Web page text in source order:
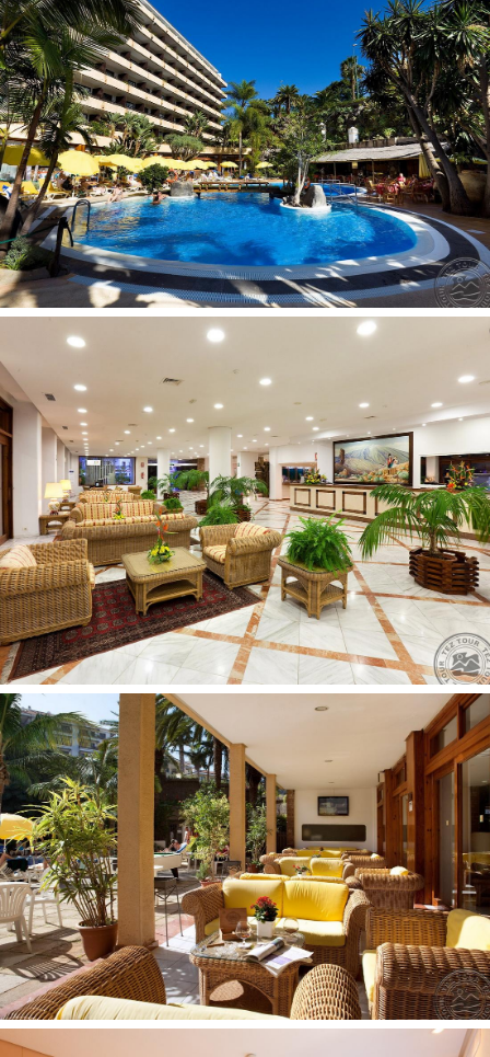
Apgyvendinimassu
Adresas:Marques Villanueva del Prado s/n, Puerto dela
Cruz, Tenerifė
Viešbučio vieta
Apie 25 km iki šiaurinio Tenerifės Los Rodeos oro uosto,
apie 95 km iki pietinio Tenerifės Reina Sofija oro uosto,
apie 10 minučių kelio iki prieplaukos ir dirbtinių Lago
Martianez baseinų (už papildomą mokestį). Apie 10 minučių
kelio pėsčiomis iki artimiausio paplūdimio.
TezTour komentaras
Geras viešbutis su dėmesingu personalu, puikiu maitinimu ir
įvairia pramoginių renginių programa. Apie 10-15 minučių
kelio pėsčiomis iki paplūdimio. Rekomenduojamas
šeimyniniam poilsiui.
teniso kortas už papildomą mokestį
masažas už papildomą mokestį
stalo tenisas nemokamai
treniruoklių salė už papildomą mokestį (Casablanca salė
priešais viešbutį, viešbučio svečiams– nuolaida)
smiginis už papildomą mokestį
pramoginiai renginiai nemokamai
Viešbučio teritorijoje
gydytojo iškvietimas (už papildomą mokestį)
autobusas iki prekybos centrų 0
belaidis internetas -registratūroje, nemokamai
prie baseino: paplūdimio rankšluosčiai užstatas
(užstatas)
skalbykla už papildomą mokestį
faksas 1
užkandžių baras (prie baseino)
automobilių stovėjimo aikštelė yra (su laiko apribojimu,
nemokamai, vietų skaičius ribotas, užstatas)
konferencijų salės: 3 (500 asm.)
a la carte restoranai: 2 (Italijos ir Viduržemio jūros
regiono virtuvės, 2 vakarienės per 7 dienas maitintino
tipui AI, būtina rezervacija)
interneto kavinė 1
restoranai: 1 (Teide bufetas, tarptautinė virtuvė:
pusryčiai, pietūs, vakarienė)
barai: 2 (baras fojė, piano baras)
sodas (subtropinis)
baseinai: 2 (vienas iš jų šildomas)